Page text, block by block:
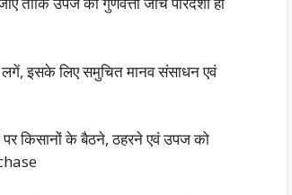
लगें, इसके लिए समुचित मानव संसाधन एवं
किसानों के बैठने, ठहरने एवं उपज को